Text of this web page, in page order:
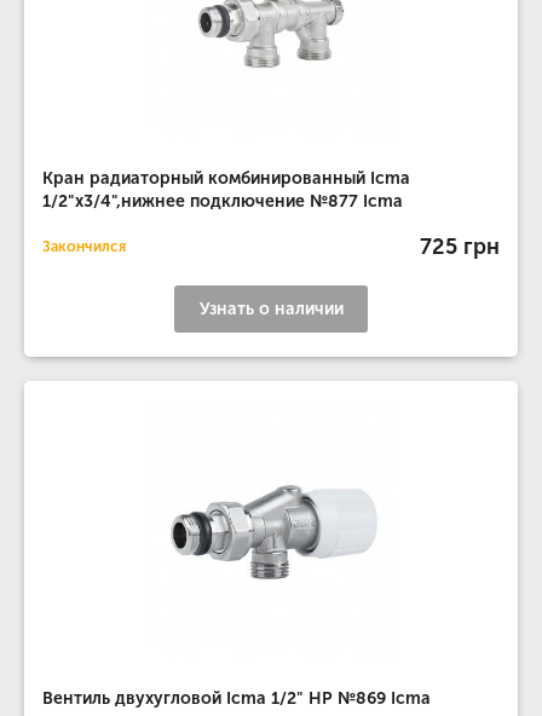
Кран радиаторный комбинированный Icma
1/2"х3/4",нижнее подключение №877 Icma
Закончился 725 грн
Узнать о наличии
Вентиль двухугловой Icma 1/2" НР №869 Icma